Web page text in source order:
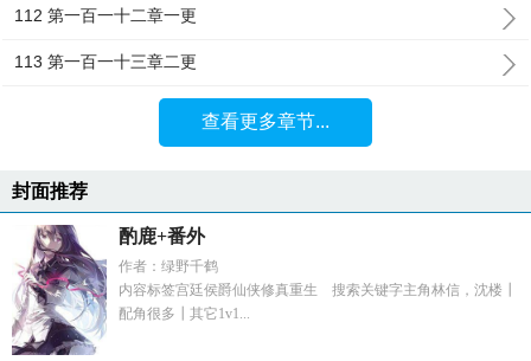
112 第一百一十二章一更
113 第一百一十三章二更
查看更多章节...
封面推荐
酌鹿+番外
作者：绿野千鹤
内容标签宫廷侯爵仙侠修真重生 搜索关键字主角林信，沈楼┃
配角很多┃其它1v1...